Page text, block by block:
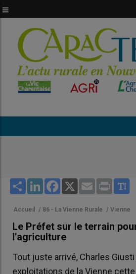
au
principal
Share LinkedInFacebook
X Email Print
Accueil / 86 - La Vienne Rurale / Vienne
Le Préfet sur le terrain
l'agriculture
Tout juste arrivé, Charles
exploitations de la Vienne